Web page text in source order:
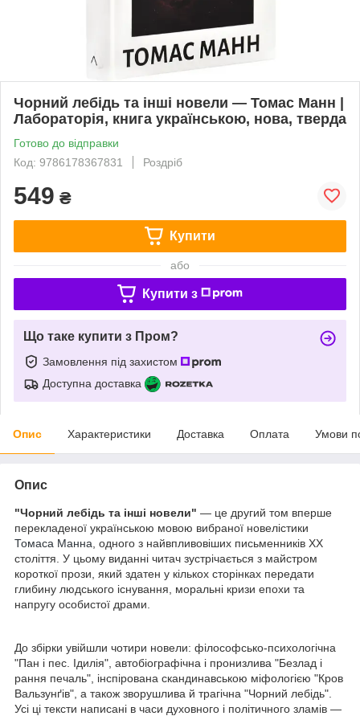
Чорний лебідь та інші новели — Томас Манн |
Лабораторія, книга українською, нова, тверда
Готово до відправки
Код: 9786178367831
Роздріб
549 ₴
Купити
або
Купити з
Що таке купити з Пром?
Замовлення під захистом
Доступна доставка
Опис Характеристики Доставка Оплата Умови
Опис
"Чорний лебідь та інші новели" — це другий том вперше
перекладеної українською мовою вибраної новелістики
Томаса Манна , одного з найвпливовіших письменників ХХ
століття. У цьому виданні читач зустрічається з майстром
короткої прози, який здатен у кількох сторінках передати
глибину людського існування, моральні кризи епохи та
напругу особистої драми.
До збірки увійшли чотири новели: філософсько-психологічна
"Пан і пес. Ідилія", автобіографічна і пронизлива "Безлад і
рання печаль", інспірована скандинавською міфологією "Кров
Вальзунґів", а також зворушлива й трагічна "Чорний лебідь".
Усі ці тексти написані в часи духовного і політичного зламів —